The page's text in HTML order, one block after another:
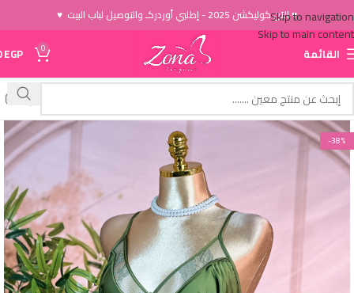
Skip to navigation
Skip to main content
♥ الاَن كوليكشن 2025 - إطلبي أوردركـ والتوصيل لباب البيت ♥
القائمة 0
EGP
-38%